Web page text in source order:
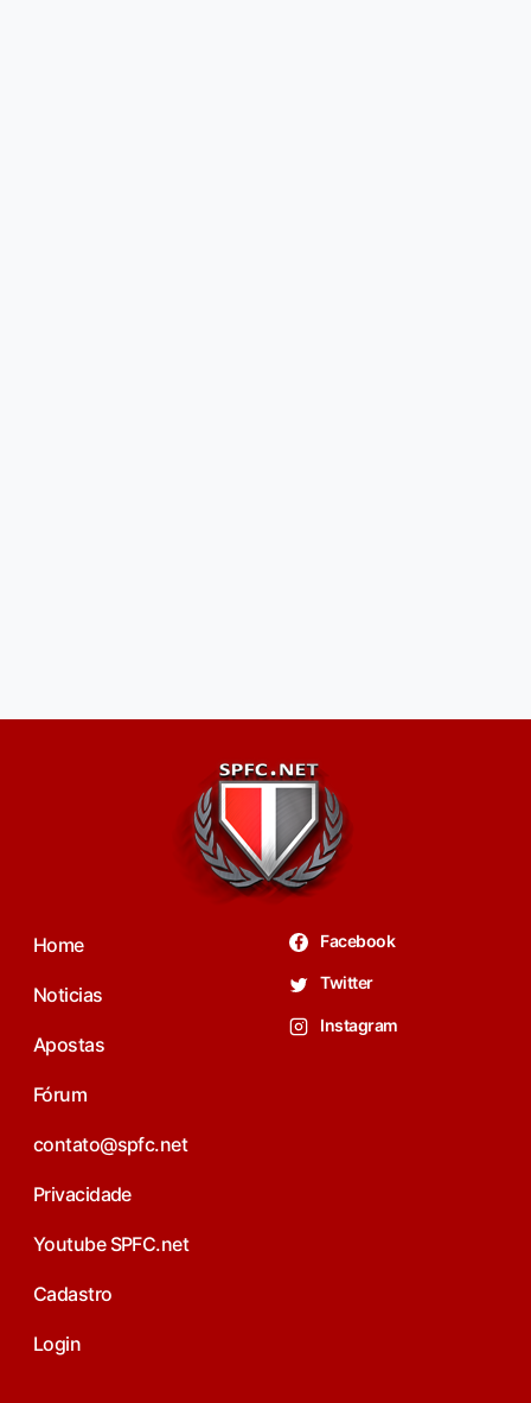
Home
Noticias
Apostas
Fórum
contato@spfc.net
Privacidade
Youtube SPFC.net
Cadastro
Login
Facebook
Twitter
Instagram